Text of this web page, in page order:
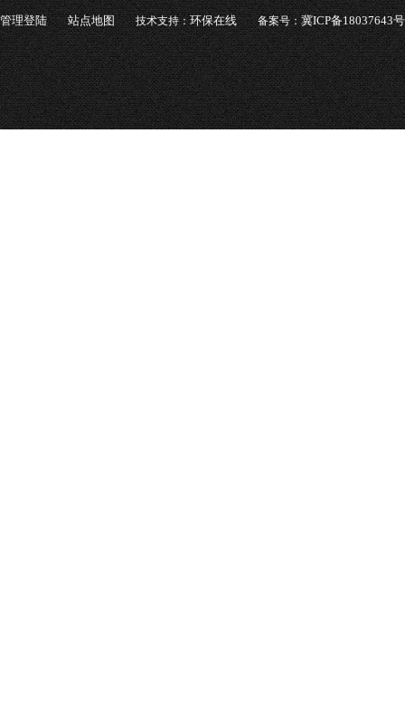
管理登陆 站点地图 技术支持：环保在线 备案号：冀ICP备18037643